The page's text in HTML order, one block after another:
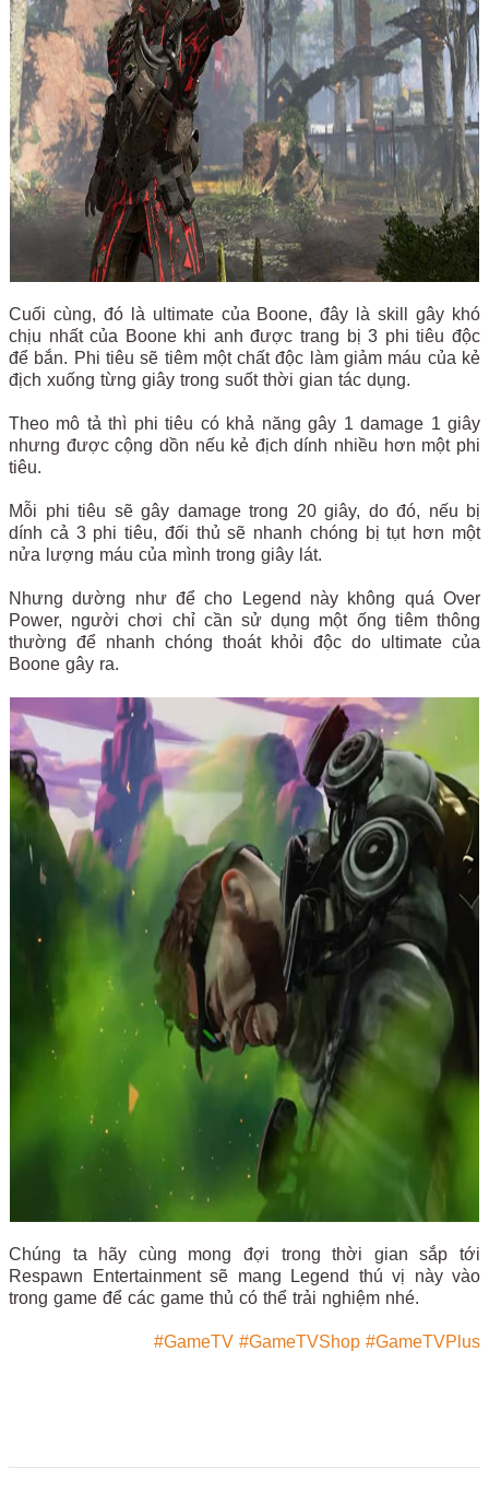
Cuối cùng, đó là ultimate của Boone, đây là skill gây khó
chịu nhất của Boone khi anh được trang bị 3 phi tiêu độc
để bắn. Phi tiêu sẽ tiêm một chất độc làm giảm máu của kẻ
địch xuống từng giây trong suốt thời gian tác dụng.
Theo mô tả thì phi tiêu có khả năng gây 1 damage 1 giây
nhưng được cộng dồn nếu kẻ địch dính nhiều hơn một phi
tiêu.
Mỗi phi tiêu sẽ gây damage trong 20 giây, do đó, nếu bị
dính cả 3 phi tiêu, đối thủ sẽ nhanh chóng bị tụt hơn một
nửa lượng máu của mình trong giây lát.
Nhưng dường như để cho Legend này không quá Over
Power, người chơi chỉ cần sử dụng một ống tiêm thông
thường để nhanh chóng thoát khỏi độc do ultimate của
Boone gây ra.
Chúng ta hãy cùng mong đợi trong thời gian sắp tới
Respawn Entertainment sẽ mang Legend thú vị này vào
trong game để các game thủ có thể trải nghiệm nhé.
#GameTV #GameTVShop #GameTVPlus